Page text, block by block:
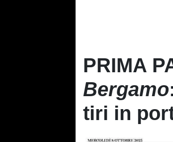
PRIMA
Bergamo
tiri in